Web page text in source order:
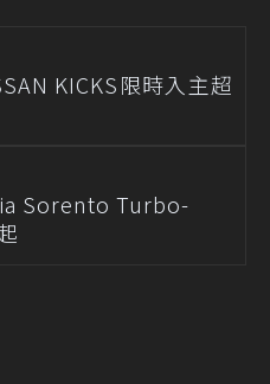
KICKS限時入主超
Sorento Turbo-